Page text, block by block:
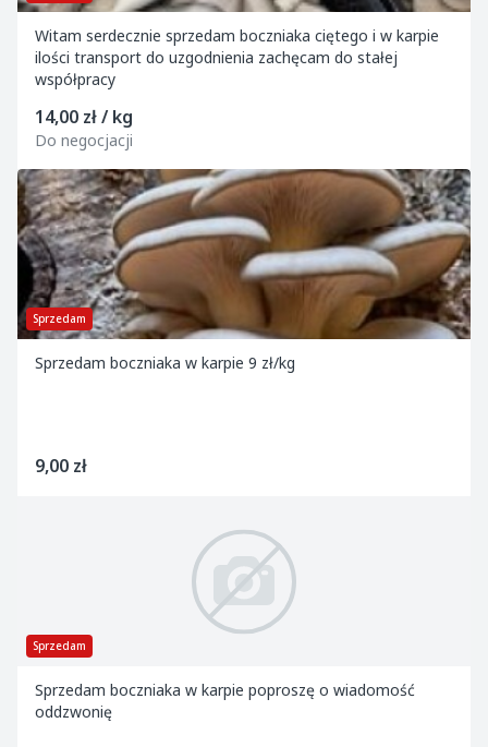
Witam serdecznie sprzedam boczniaka ciętego i w karpie
ilości transport do uzgodnienia zachęcam do stałej
współpracy
14,00 zł / kg
Do negocjacji
Sprzedam
Sprzedam boczniaka w karpie 9 zł/kg
9,00 zł
Sprzedam
Sprzedam boczniaka w karpie poproszę o wiadomość
oddzwonię